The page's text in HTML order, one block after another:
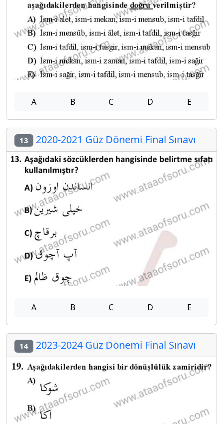
A B C D E
13 2020-2021 Güz Dönemi Final Sınavı
A B C D E
14 2023-2024 Güz Dönemi Final Sınavı